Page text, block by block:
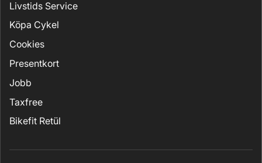
Livstids Service
Köpa Cykel
Cookies
Presentkort
Jobb
Taxfree
Bikefit Retül